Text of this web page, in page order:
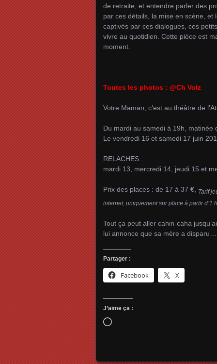
de retraite, et entendre parler des
par ces détails, la mise en scène,
captivés par ces dialogues, ces
vivre au quotidien. Cette pièce est
moment.
Toutes les photos : @Ch Volz
Votre Maman, c’est au théâtre de
Du mardi au samedi à 19h, matinée
Le vendredi 16 et samedi 17 juin
RELACHES :
mardi 13, mercredi 14, jeudi 15 et
Prix des places : de 17 à 37 €,
Tarif
internet, uniquement sur place à partir d’1
Tout ça peut aller cahin-caha
lui annonce que sa mère a disparu…
Partager :
Facebook X
J’aime ça :
Chargement…